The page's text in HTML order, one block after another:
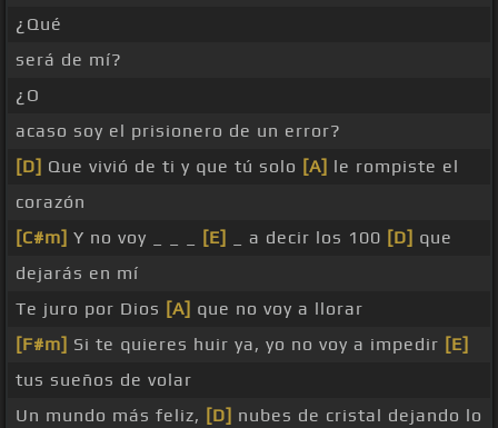
¿Qué
será de mí?
¿O
acaso soy el prisionero de un error?
[D] Que vivió de ti y que tú solo [A] le rompiste el
corazón
[C#m] Y no voy _ _ _ [E] _ a decir los 100 [D] que
dejarás en mí
Te juro por Dios [A] que no voy a llorar
[F#m] Si te quieres huir ya, yo no voy a impedir [E]
tus sueños de volar
Un mundo más feliz, [D] nubes de cristal dejando lo